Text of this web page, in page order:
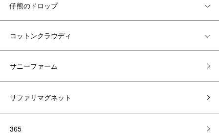
仔熊のドロップ
コットンクラウディ
サニーファーム
サファリマグネット
365